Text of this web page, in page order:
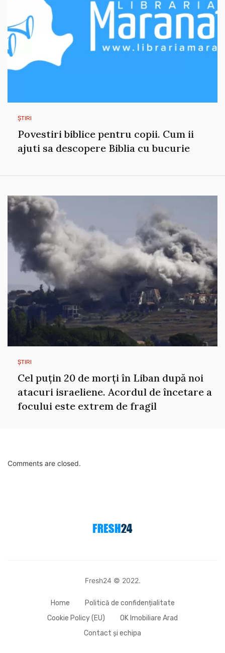
ȘTIRI
Povestiri biblice pentru copii. Cum ii
ajuti sa descopere Biblia cu bucurie
ȘTIRI
Cel puțin 20 de morți în Liban după noi
atacuri israeliene. Acordul de încetare a
focului este extrem de fragil
Comments are closed.
Fresh24 © 2022.
Home
Politică de confidențialitate
Cookie Policy (EU)
OK Imobiliare Arad
Contact și echipa